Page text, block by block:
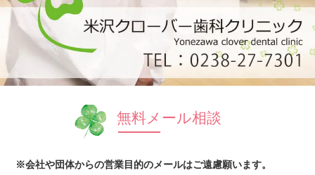
無料メール相談
※会社や団体からの営業目的のメールはご遠慮願います。